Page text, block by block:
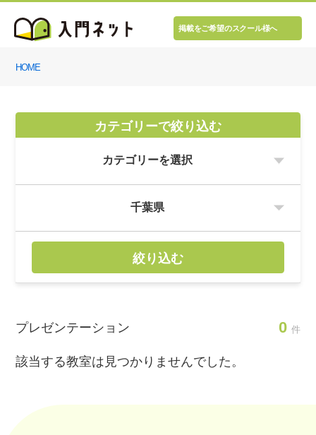
掲載をご希望のスクール様へ
HOME
カテゴリーで絞り込む
絞り込む
プレゼンテーション 0 件
該当する教室は見つかりませんでした。